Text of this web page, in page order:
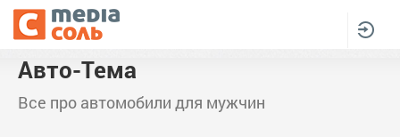
Авто-Тема
Все про автомобили для мужчин